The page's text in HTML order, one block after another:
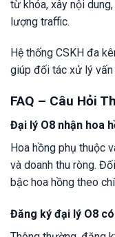
từ khóa, xây nội
lượng traffic.
Hệ thống CSKH đa
giúp đối tác xử lý vấn
FAQ – Câu Hỏi
Đại lý O8 nhận hoa
Hoa hồng phụ thuộc
và doanh thu ròng.
bậc hoa hồng theo
Đăng ký đại lý O8